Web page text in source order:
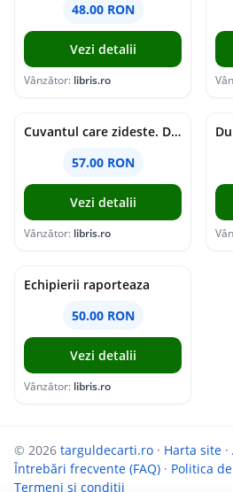
48.00 RON
Vezi detalii
Vânzător: libris.ro
Cuvantul care zideste. Dialoguri - Vartan Arachelian
57.00 RON
Vezi detalii
Vânzător: libris.ro
Echipierii raporteaza
50.00 RON
Vezi detalii
Vânzător: libris.ro
© 2026 targuldecarti.ro · Harta site ·
Întrebări frecvente (FAQ) · Politica
Termeni si conditii